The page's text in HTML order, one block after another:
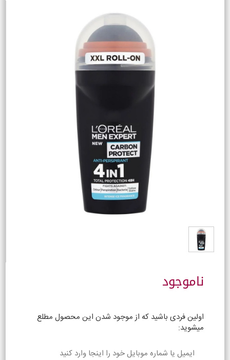
ناموجود
اولین فردی باشید که از موجود شدن این محصول مطلع
میشوید: